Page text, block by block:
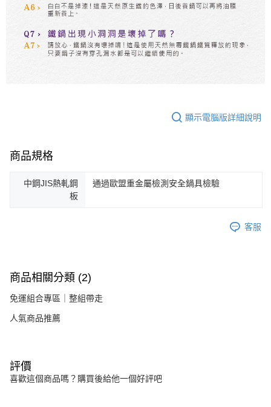
顯示電腦版詳細說明
商品規格
中鋼JIS熱軋鋼
板
通過歐盟重金屬檢測安全鍋具檢驗
客服
商品相關分類 (2)
免運組合專區｜整組帶走
人氣商品推薦
評價
喜歡這個商品嗎？購買後給他一個好評吧